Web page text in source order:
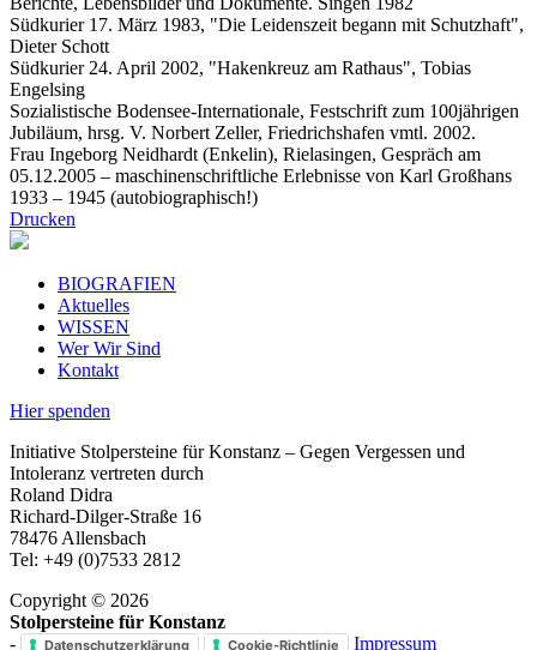
Südkurier 17. März 1983, "Die Leidenszeit begann mit Schutzhaft",
Dieter Schott
Südkurier 24. April 2002, "Hakenkreuz am Rathaus", Tobias
Engelsing
Sozialistische Bodensee-Internationale, Festschrift zum 100jährigen
Jubiläum, hrsg. V. Norbert Zeller, Friedrichshafen vmtl. 2002.
Frau Ingeborg Neidhardt (Enkelin), Rielasingen, Gespräch am
05.12.2005 – maschinenschriftliche Erlebnisse von Karl Großhans
1933 – 1945 (autobiographisch!)
Drucken
BIOGRAFIEN
Aktuelles
WISSEN
Wer Wir Sind
Kontakt
Hier spenden
Initiative Stolpersteine für Konstanz – Gegen Vergessen und
Intoleranz vertreten durch
Roland Didra
Richard-Dilger-Straße 16
78476 Allensbach
Tel: +49 (0)7533 2812
Copyright © 2026
Stolpersteine für Konstanz
-
Datenschutzerklärung Cookie-Richtlinie Impressum